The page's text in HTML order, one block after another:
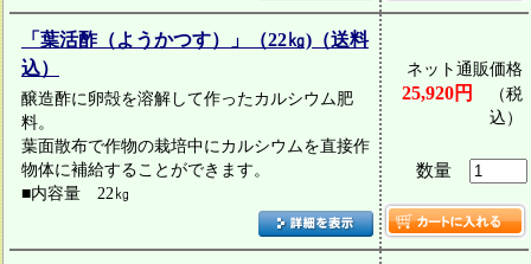
「葉活酢（ようかつす）」（22㎏)（送料
込）
醸造酢に卵殻を溶解して作ったカルシウム肥
料。
葉面散布で作物の栽培中にカルシウムを直接作
物体に補給することができます。
■内容量 22㎏
ネット通販価格
25,920円
（税
込）
数量